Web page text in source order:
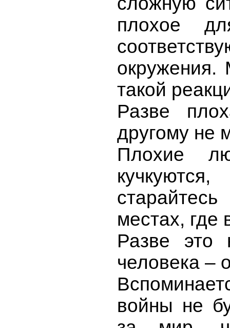
плохое
окружения.
такой
Разве
другому не
Плохие
местах, где
Разве это
человека –
войны не